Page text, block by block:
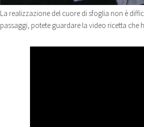
La realizzazione del cuore di sfoglia non è
passaggi, potete guardare la video ricetta che